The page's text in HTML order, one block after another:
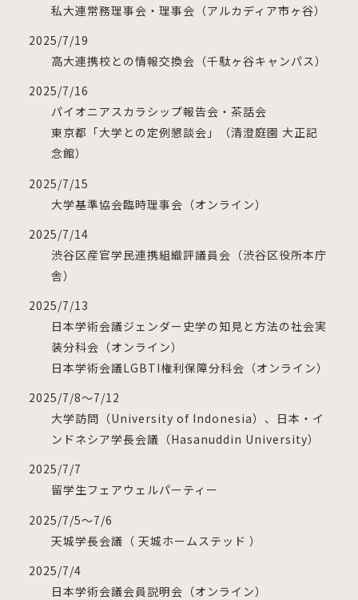
私大連常務理事会・理事会（アルカディア市ヶ谷）
2025/7/19
高大連携校との情報交換会（千駄ヶ谷キャンパス）
2025/7/16
パイオニアスカラシップ報告会・茶話会
東京都「大学との定例懇談会」（清澄庭園 大正記
念館）
2025/7/15
大学基準協会臨時理事会（オンライン）
2025/7/14
渋谷区産官学民連携組織評議員会（渋谷区役所本庁
舎）
2025/7/13
日本学術会議ジェンダー史学の知見と方法の社会実
装分科会（オンライン）
日本学術会議LGBTI権利保障分科会（オンライン）
2025/7/8～7/12
大学訪問（University of Indonesia）、日本・イ
ンドネシア学長会議（Hasanuddin University）
2025/7/7
留学生フェアウェルパーティー
2025/7/5～7/6
天城学長会議（ 天城ホームステッド ）
2025/7/4
日本学術会議会員説明会（オンライン）